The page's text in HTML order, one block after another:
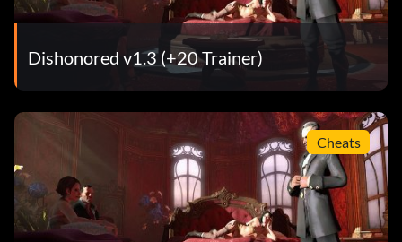
Dishonored v1.3 (+20 Trainer)
Cheats